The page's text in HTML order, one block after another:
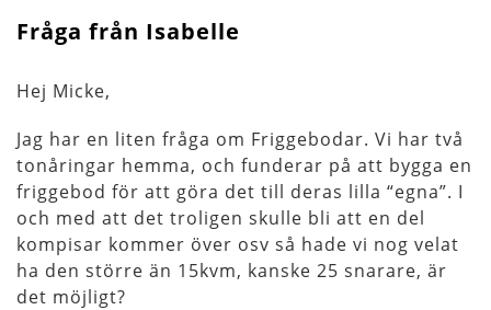
Fråga från Isabelle
Hej Micke,
Jag har en liten fråga om Friggebodar. Vi har två
tonåringar hemma, och funderar på att bygga en
friggebod för att göra det till deras lilla “egna”. I
och med att det troligen skulle bli att en del
kompisar kommer över osv så hade vi nog velat
ha den större än 15kvm, kanske 25 snarare, är
det möjligt?